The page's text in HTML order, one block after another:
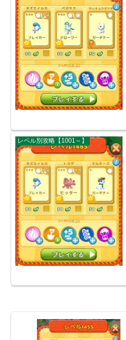
レベル別攻略【1001～】